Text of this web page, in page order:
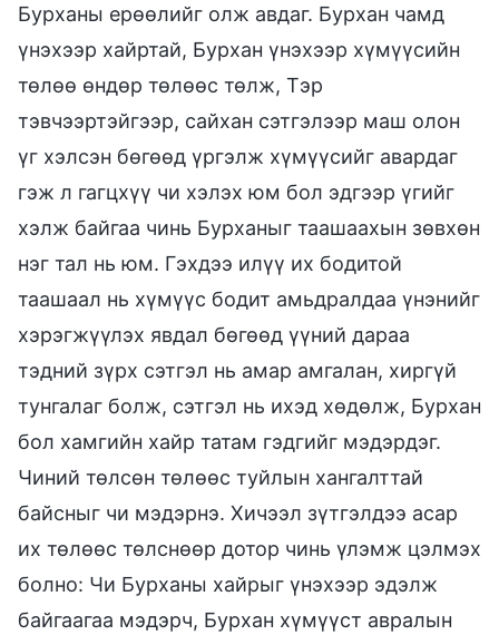
Бурханы ерөөлийг олж авдаг. Бурхан чамд
үнэхээр хайртай, Бурхан үнэхээр хүмүүсийн
төлөө өндөр төлөөс төлж, Тэр
тэвчээртэйгээр, сайхан сэтгэлээр маш олон
үг хэлсэн бөгөөд үргэлж хүмүүсийг авардаг
гэж л гагцхүү чи хэлэх юм бол эдгээр үгийг
хэлж байгаа чинь Бурханыг таашаахын зөвхөн
нэг тал нь юм. Гэхдээ илүү их бодитой
таашаал нь хүмүүс бодит амьдралдаа үнэнийг
хэрэгжүүлэх явдал бөгөөд үүний дараа
тэдний зүрх сэтгэл нь амар амгалан, хиргүй
тунгалаг болж, сэтгэл нь ихэд хөдөлж, Бурхан
бол хамгийн хайр татам гэдгийг мэдэрдэг.
Чиний төлсөн төлөөс туйлын хангалттай
байсныг чи мэдэрнэ. Хичээл зүтгэлдээ асар
их төлөөс төлснөөр дотор чинь үлэмж цэлмэх
болно: Чи Бурханы хайрыг үнэхээр эдэлж
байгаагаа мэдэрч, Бурхан хүмүүст авралын